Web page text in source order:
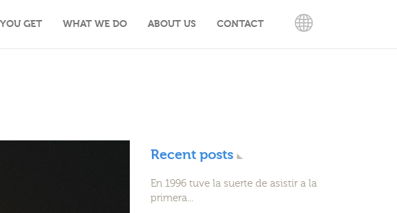
GET WHAT WE DO ABOUT US CONTACT ENGLISH
Recent posts
En 1996 tuve la suerte de asistir a la
primera...